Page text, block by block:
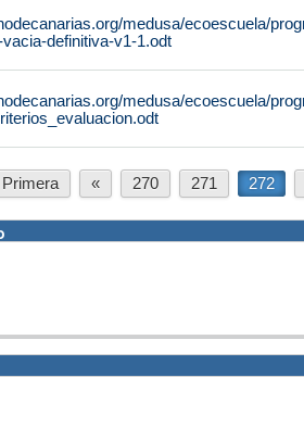
medusa/ecoescuela/
definitiva-v1-1.odt
medusa/ecoescuela/
Primera « 270 271 272